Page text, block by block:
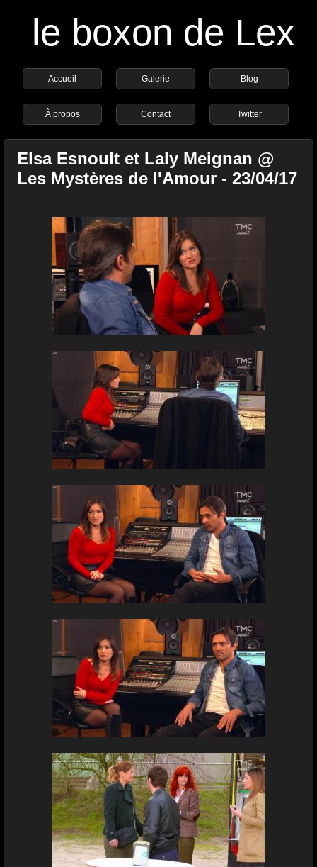
le boxon de Lex
Accueil Galerie Blog
À propos Contact Twitter
Elsa Esnoult et Laly Meignan @
Les Mystères de l'Amour - 23/04/17